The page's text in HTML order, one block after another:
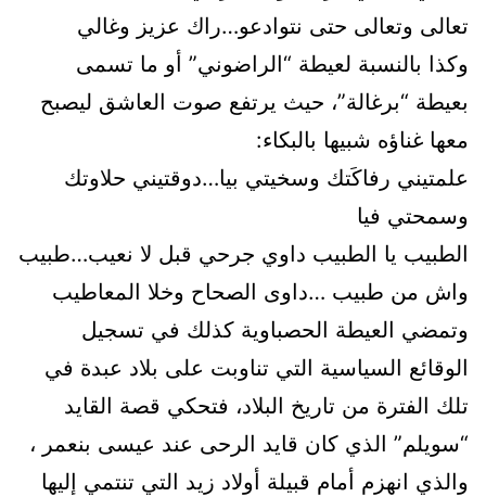
تعالى وتعالى حتى نتوادعو…راك عزيز وغالي
وكذا بالنسبة لعيطة “الراضوني” أو ما تسمى
بعيطة “برغالة”، حيث يرتفع صوت العاشق ليصبح
معها غناؤه شبيها بالبكاء:
علمتيني رفاكَتك وسخيتي بيا…دوقتيني حلاوتك
وسمحتي فيا
الطبيب يا الطبيب داوي جرحي قبل لا نعيب…طبيب
واش من طبيب …داوى الصحاح وخلا المعاطيب
وتمضي العيطة الحصباوية كذلك في تسجيل
الوقائع السياسية التي تناوبت على بلاد عبدة في
تلك الفترة من تاريخ البلاد، فتحكي قصة القايد
“سويلم” الذي كان قايد الرحى عند عيسى بنعمر ،
والذي انهزم أمام قبيلة أولاد زيد التي تنتمي إليها